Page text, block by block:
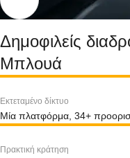
Δημοφιλείς
Μπλουά
Εκτεταμένο δίκτυο
Μία πλατφόρμα, 34+
Πρακτική κράτηση